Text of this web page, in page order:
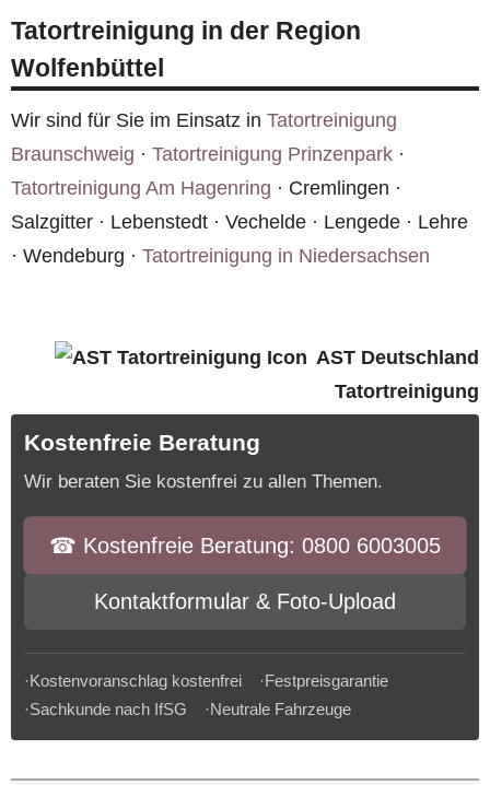
Kosten. Wir unterstützen Sie bei der Abwicklung
und rechnen auf Wunsch direkt mit der
Versicherung ab.
Tatortreinigung in der Region
Wolfenbüttel
Wir sind für Sie im Einsatz in Tatortreinigung
Braunschweig · Tatortreinigung Prinzenpark ·
Tatortreinigung Am Hagenring · Cremlingen ·
Salzgitter · Lebenstedt · Vechelde · Lengede · Lehre
· Wendeburg · Tatortreinigung in Niedersachsen
AST Deutschland
Tatortreinigung
Kostenfreie Beratung
Wir beraten Sie kostenfrei zu allen Themen.
☎︎ Kostenfreie Beratung: 0800 6003005
Kontaktformular & Foto-Upload
·Kostenvoranschlag kostenfrei ·Festpreisgarantie
·Sachkunde nach IfSG ·Neutrale Fahrzeuge